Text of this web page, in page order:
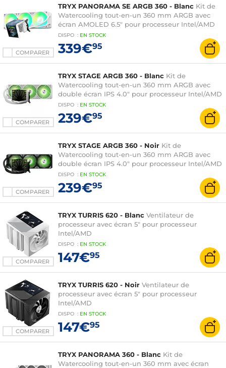
COMPARER
TRYX PANORAMA SE ARGB 360 - Blanc Kit de
Watercooling tout-en-un 360 mm ARGB avec
écran AMOLED 6.5" pour processeur Intel/AMD
DISPO : EN STOCK
339€95
COMPARER
TRYX STAGE ARGB 360 - Blanc Kit de
Watercooling tout-en-un 360 mm ARGB avec
double écran IPS 4.0" pour processeur Intel/AMD
DISPO : EN STOCK
239€95
COMPARER
TRYX STAGE ARGB 360 - Noir Kit de
Watercooling tout-en-un 360 mm ARGB avec
double écran IPS 4.0" pour processeur Intel/AMD
DISPO : EN STOCK
239€95
COMPARER
TRYX TURRIS 620 - Blanc Ventilateur de
processeur avec écran 5" pour processeur
Intel/AMD
DISPO : EN STOCK
147€95
COMPARER
TRYX TURRIS 620 - Noir Ventilateur de
processeur avec écran 5" pour processeur
Intel/AMD
DISPO : EN STOCK
147€95
TRYX PANORAMA 360 - Blanc Kit de
Watercooling tout-en-un 360 mm avec écran